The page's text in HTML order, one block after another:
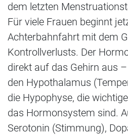
dem letzten
Für viele Frauen beginnt
Achterbahnfahrt mit dem
Kontrollverlusts. Der
direkt auf das Gehirn aus
den Hypothalamus
die Hypophyse, die
das Hormonsystem sind.
Serotonin (Stimmung),